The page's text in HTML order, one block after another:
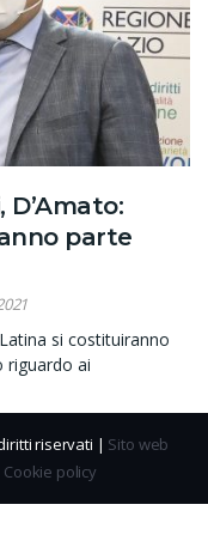
parte
si costituiranno
riguardo ai
riservati | Sito web
Cookie policy